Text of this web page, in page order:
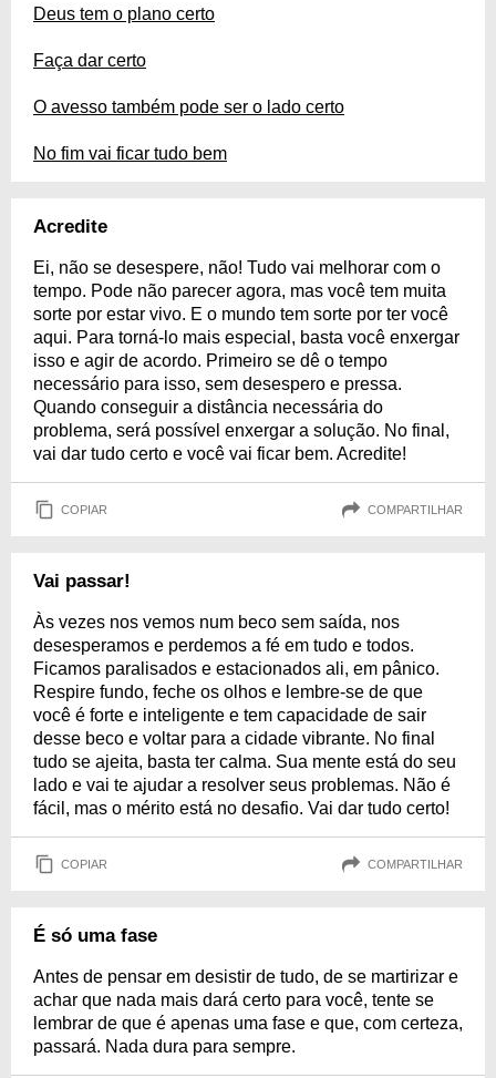
Deus tem o plano certo
Faça dar certo
O avesso também pode ser o lado certo
No fim vai ficar tudo bem
Acredite
Ei, não se desespere, não! Tudo vai melhorar com o
tempo. Pode não parecer agora, mas você tem muita
sorte por estar vivo. E o mundo tem sorte por ter você
aqui. Para torná-lo mais especial, basta você enxergar
isso e agir de acordo. Primeiro se dê o tempo
necessário para isso, sem desespero e pressa.
Quando conseguir a distância necessária do
problema, será possível enxergar a solução. No final,
vai dar tudo certo e você vai ficar bem. Acredite!
COPIAR COMPARTILHAR
Vai passar!
Às vezes nos vemos num beco sem saída, nos
desesperamos e perdemos a fé em tudo e todos.
Ficamos paralisados e estacionados ali, em pânico.
Respire fundo, feche os olhos e lembre-se de que
você é forte e inteligente e tem capacidade de sair
desse beco e voltar para a cidade vibrante. No final
tudo se ajeita, basta ter calma. Sua mente está do seu
lado e vai te ajudar a resolver seus problemas. Não é
fácil, mas o mérito está no desafio. Vai dar tudo certo!
COPIAR COMPARTILHAR
É só uma fase
Antes de pensar em desistir de tudo, de se martirizar e
achar que nada mais dará certo para você, tente se
lembrar de que é apenas uma fase e que, com certeza,
passará. Nada dura para sempre.